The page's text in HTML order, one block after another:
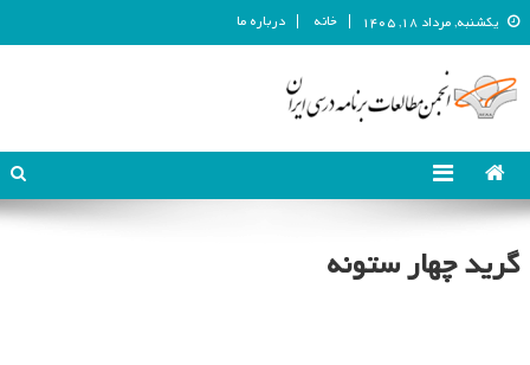
یکشنبه, مرداد ۱۸, ۱۴۰۵ خانه درباره ما
انجمن مطالعات برنامه درسی ایران
گرید چهار ستونه